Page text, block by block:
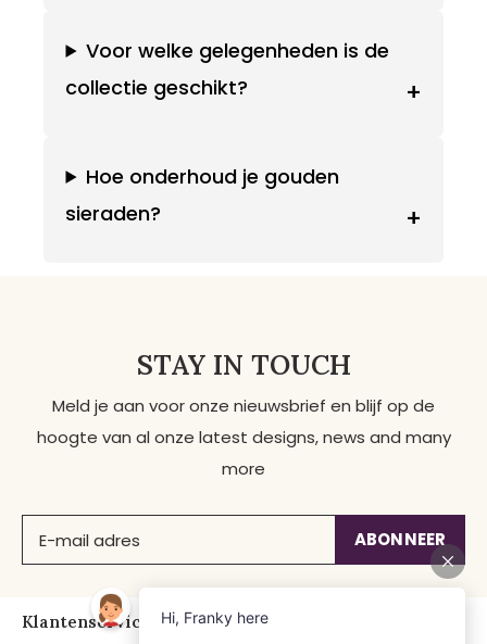
Voor welke gelegenheden is de
collectie geschikt?
+
Hoe onderhoud je gouden
sieraden?
+
STAY IN TOUCH
Meld je aan voor onze nieuwsbrief en blijf op de
hoogte van al onze latest designs, news and many
more
ABONNEER
Klantenservice